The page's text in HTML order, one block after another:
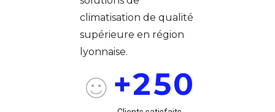
climatisation de qualité
supérieure en région
lyonnaise.
+
0
2
3
5
8
0
0
4
5
6
7
4
5
6
7